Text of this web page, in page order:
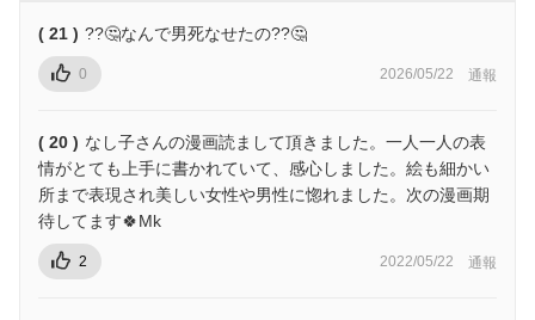
( 21 ) ??🤔なんで男死なせたの??🤔
0 2026/05/22 通報
( 20 ) なし子さんの漫画読まして頂きました。一人一人の表
情がとても上手に書かれていて、感心しました。絵も細かい
所まで表現され美しい女性や男性に惚れました。次の漫画期
待してます🍀Mk
2 2022/05/22 通報